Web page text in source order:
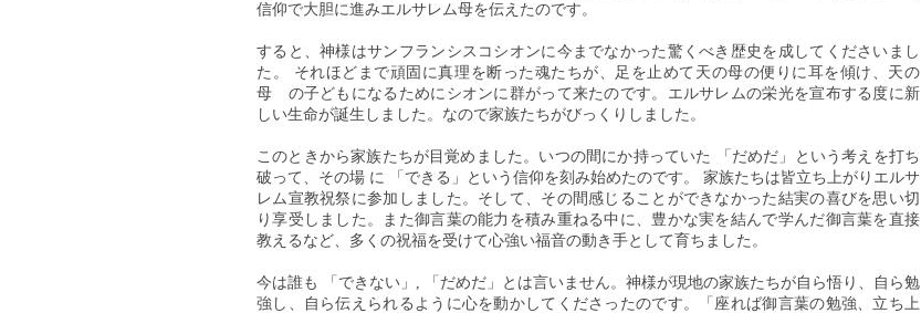
信仰で大胆に進みエルサレム母を伝えたのです。
すると、神様はサンフランシスコシオンに今までなかった驚くべき歴史を成してくださいまし
た。 それほどまで頑固に真理を断った魂たちが、足を止めて天の母の便りに耳を傾け、天の
母 の子どもになるためにシオンに群がって来たのです。エルサレムの栄光を宣布する度に新
しい生命が誕生しました。なので家族たちがびっくりしました。
このときから家族たちが目覚めました。いつの間にか持っていた 「だめだ」という考えを打ち
破って、その場 に 「できる」という信仰を刻み始めたのです。 家族たちは皆立ち上がりエルサ
レム宣教祝祭に参加しました。そして、その間感じることができなかった結実の喜びを思い切
り享受しました。また御言葉の能力を積み重ねる中に、豊かな実を結んで学んだ御言葉を直接
教えるなど、多くの祝福を受けて心強い福音の動き手として育ちました。
今は誰も 「できない」, 「だめだ」とは言いません。神様が現地の家族たちが自ら悟り、自ら勉
強し、自ら伝えられるように心を動かしてくださったのです。「座れば御言葉の勉強、立ち上